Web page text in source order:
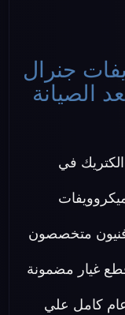
جنرال
الصيانة
في
فنيون متخصصون
غيار مضمونة
عام كامل علي